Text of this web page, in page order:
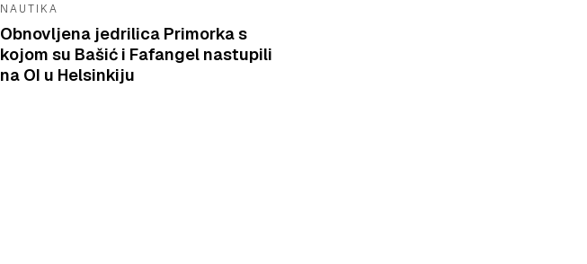
NAUTIKA
Obnovljena jedrilica Primorka s
kojom su Bašić i Fafangel nastupili
na OI u Helsinkiju